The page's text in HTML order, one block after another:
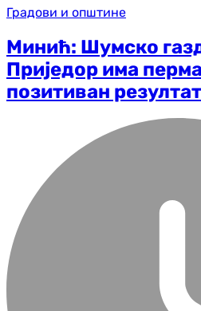
Градови и општине
Минић: Шумско
Приједор има
позитиван резултат